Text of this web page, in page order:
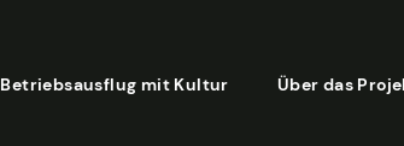
Betriebsausflug mit Kultur Über das